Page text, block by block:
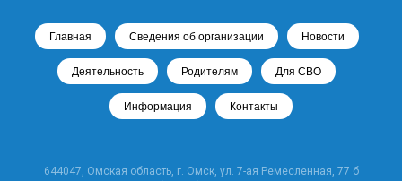
Главная Сведения об организации Новости
Деятельность Родителям Для СВО
Информация Контакты
644047, Омская область, г. Омск, ул. 7-ая Ремесленная, 77 б